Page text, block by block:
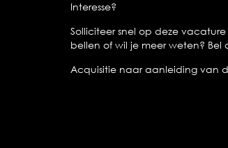
Interesse?
Solliciteer snel op deze
bellen of wil je meer weten? Bel
Acquisitie naar aanleiding van